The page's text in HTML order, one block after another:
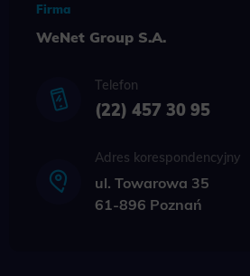
marketingowej może być przeze
30 95 lub email kontakt@wenet.pl
zgody przed jej cofnięciem.
Firma
WeNet Group S.A.
Telefon
(22) 457 30 95
Adres korespondencyjny
ul. Towarowa 35
61-896 Poznań